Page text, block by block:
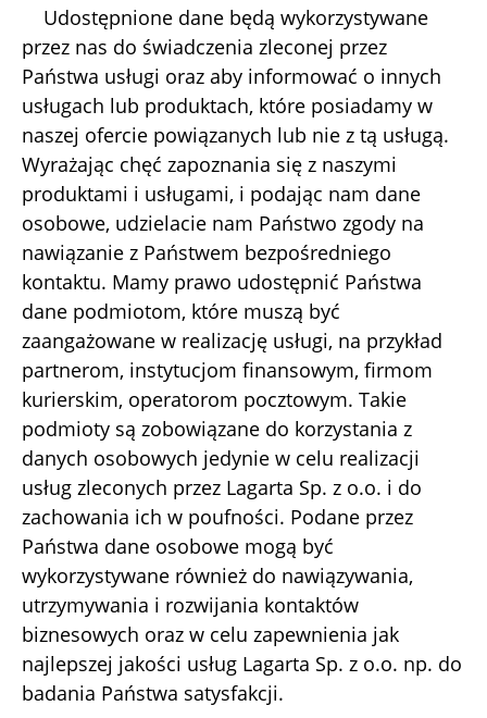
Udostępnione dane będą wykorzystywane
przez nas do świadczenia zleconej przez
Państwa usługi oraz aby informować o innych
usługach lub produktach, które posiadamy w
naszej ofercie powiązanych lub nie z tą usługą.
Wyrażając chęć zapoznania się z naszymi
produktami i usługami, i podając nam dane
osobowe, udzielacie nam Państwo zgody na
nawiązanie z Państwem bezpośredniego
kontaktu. Mamy prawo udostępnić Państwa
dane podmiotom, które muszą być
zaangażowane w realizację usługi, na przykład
partnerom, instytucjom finansowym, firmom
kurierskim, operatorom pocztowym. Takie
podmioty są zobowiązane do korzystania z
danych osobowych jedynie w celu realizacji
usług zleconych przez Lagarta Sp. z o.o. i do
zachowania ich w poufności. Podane przez
Państwa dane osobowe mogą być
wykorzystywane również do nawiązywania,
utrzymywania i rozwijania kontaktów
biznesowych oraz w celu zapewnienia jak
najlepszej jakości usług Lagarta Sp. z o.o. np. do
badania Państwa satysfakcji.